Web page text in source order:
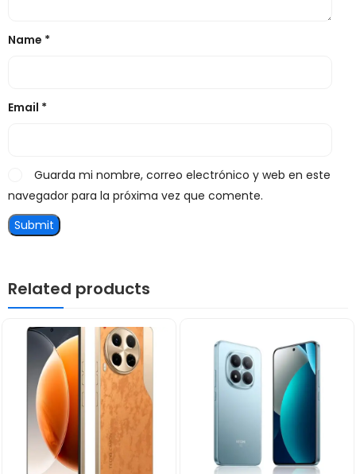
Name *
Email *
Guarda mi nombre, correo electrónico y web en este
navegador para la próxima vez que comente.
Related products